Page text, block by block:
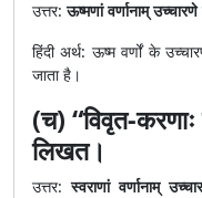
उत्तर:ऊष्मणां वर्णानाम्
हिंदी अर्थ: ऊष्म वर्णों के
जाता है।
(च) “विवृत-करणाः
लिखत।
उत्तर:स्वराणां वर्णानाम्